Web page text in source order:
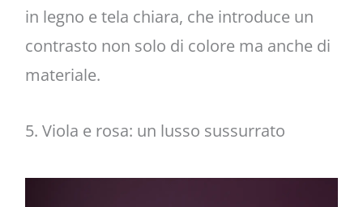
in legno e tela chiara, che introduce un
contrasto non solo di colore ma anche di
materiale.
5. Viola e rosa: un lusso sussurrato